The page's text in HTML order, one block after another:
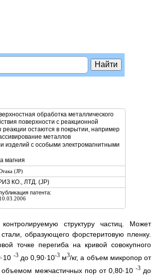
обработка металлического
поверхности с реакционной
реакции остаются в покрытии, например
металлов
изделий с особыми электромагнитными
магния
(JP)
КО., ЛТД. (JP)
патента:
10.03.2006
структуру частиц. Может
образующего форстеритовую пленку.
точке перегиба на кривой совокупного
-3до 0,90·10-3 м3/кг, а объем микропор от
объемом межчастичных пор от 0,80·10 -3до